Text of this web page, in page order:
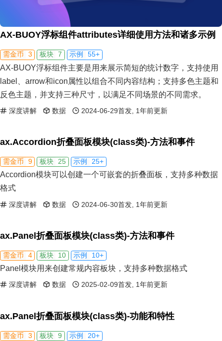
AX-BUOY浮标组件attributes详细使用方法和诸多示例
需金币 3 板块 7 示例 55+
AX-BUOY浮标组件主要是用来展示简短的统计数字，支持使用
label、arrow和icon属性以组合不同内容结构；支持多色主题和
反色主题，并支持三种尺寸，以满足不同场景的不同需求。
深度讲解 数据 2024-06-29首发, 1年前更新
ax.Accordion折叠面板模块(class类)-方法和事件
需金币 9 板块 25 示例 25+
Accordion模块可以创建一个可嵌套的折叠面板，支持多种数据
格式
深度讲解 数据 2024-06-30首发, 1年前更新
ax.Panel折叠面板模块(class类)-方法和事件
需金币 4 板块 10 示例 10+
Panel模块用来创建常规内容板块，支持多种数据格式
深度讲解 数据 2025-02-09首发, 1年前更新
ax.Panel折叠面板模块(class类)-功能和特性
需金币 3 板块 9 示例 20+